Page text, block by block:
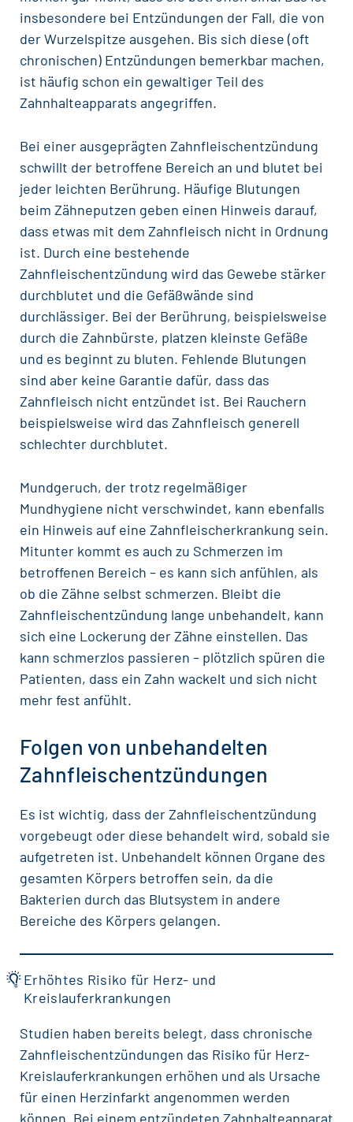
insbesondere bei Entzündungen der Fall, die von
der Wurzelspitze ausgehen. Bis sich diese (oft
chronischen) Entzündungen bemerkbar machen,
ist häufig schon ein gewaltiger Teil des
Zahnhalteapparats angegriffen.
Bei einer ausgeprägten Zahnfleischentzündung
schwillt der betroffene Bereich an und blutet bei
jeder leichten Berührung. Häufige Blutungen
beim Zähneputzen geben einen Hinweis darauf,
dass etwas mit dem Zahnfleisch nicht in Ordnung
ist. Durch eine bestehende
Zahnfleischentzündung wird das Gewebe stärker
durchblutet und die Gefäßwände sind
durchlässiger. Bei der Berührung, beispielsweise
durch die Zahnbürste, platzen kleinste Gefäße
und es beginnt zu bluten. Fehlende Blutungen
sind aber keine Garantie dafür, dass das
Zahnfleisch nicht entzündet ist. Bei Rauchern
beispielsweise wird das Zahnfleisch generell
schlechter durchblutet.
Mundgeruch, der trotz regelmäßiger
Mundhygiene nicht verschwindet, kann ebenfalls
ein Hinweis auf eine Zahnfleischerkrankung sein.
Mitunter kommt es auch zu Schmerzen im
betroffenen Bereich – es kann sich anfühlen, als
ob die Zähne selbst schmerzen. Bleibt die
Zahnfleischentzündung lange unbehandelt, kann
sich eine Lockerung der Zähne einstellen. Das
kann schmerzlos passieren – plötzlich spüren die
Patienten, dass ein Zahn wackelt und sich nicht
mehr fest anfühlt.
Folgen von unbehandelten
Zahnfleischentzündungen
Es ist wichtig, dass der Zahnfleischentzündung
vorgebeugt oder diese behandelt wird, sobald sie
aufgetreten ist. Unbehandelt können Organe des
gesamten Körpers betroffen sein, da die
Bakterien durch das Blutsystem in andere
Bereiche des Körpers gelangen.
Erhöhtes Risiko für Herz- und
Kreislauferkrankungen
Studien haben bereits belegt, dass chronische
Zahnfleischentzündungen das Risiko für Herz-
Kreislauferkrankungen erhöhen und als Ursache
für einen Herzinfarkt angenommen werden
können. Bei einem entzündeten Zahnhalteapparat